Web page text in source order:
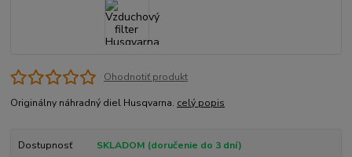
Ohodnotiť produkt
Originálny náhradný diel Husqvarna. celý popis
Dostupnosť SKLADOM (doručenie do 3 dní)